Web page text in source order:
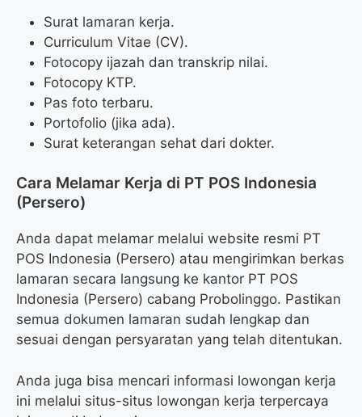
Surat lamaran kerja.
Curriculum Vitae (CV).
Fotocopy ijazah dan transkrip nilai.
Fotocopy KTP.
Pas foto terbaru.
Portofolio (jika ada).
Surat keterangan sehat dari dokter.
Cara Melamar Kerja di PT POS Indonesia
(Persero)
Anda dapat melamar melalui website resmi PT
POS Indonesia (Persero) atau mengirimkan berkas
lamaran secara langsung ke kantor PT POS
Indonesia (Persero) cabang Probolinggo. Pastikan
semua dokumen lamaran sudah lengkap dan
sesuai dengan persyaratan yang telah ditentukan.
Anda juga bisa mencari informasi lowongan kerja
ini melalui situs-situs lowongan kerja terpercaya